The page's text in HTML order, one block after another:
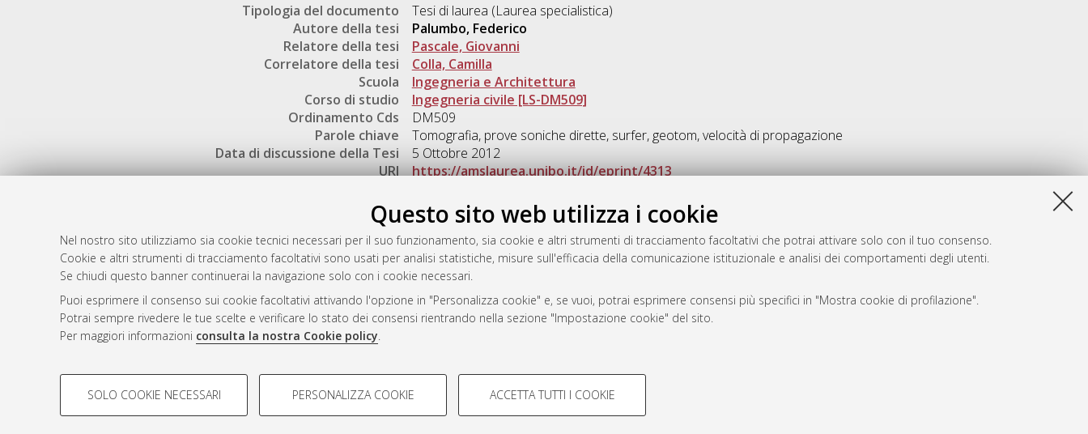
Questo sito web utilizza i cookie
Nel nostro sito utilizziamo sia cookie tecnici necessari per il suo funzionamento, sia cookie e altri strumenti di tracciamento facoltativi che potrai attivare solo con il tuo consenso.
Cookie e altri strumenti di tracciamento facoltativi sono usati per analisi statistiche, misure sull'efficacia della comunicazione istituzionale e analisi dei comportamenti degli utenti.
Se chiudi questo banner continuerai la navigazione solo con i cookie necessari.
Puoi esprimere il consenso sui cookie facoltativi attivando l'opzione in "Personalizza cookie" e, se vuoi, potrai esprimere consensi più specifici in "Mostra cookie di profilazione".
Potrai sempre rivedere le tue scelte e verificare lo stato dei consensi rientrando nella sezione "Impostazione cookie" del sito.
Per maggiori informazioni consulta la nostra Cookie policy.
COOKIE DI PROFILAZIONE - FACOLTATIVI COOKIE TECNICI - NECESSARI
SOLO COOKIE NECESSARI PERSONALIZZA COOKIE ACCETTA TUTTI I COOKIE
Tipologia del documento
Tesi di laurea (Laurea specialistica)
Autore della tesi
Palumbo, Federico
Relatore della tesi
Pascale, Giovanni
Correlatore della tesi
Colla, Camilla
Scuola
Ingegneria e Architettura
Corso di studio
Ingegneria civile [LS-DM509]
Ordinamento Cds
DM509
Parole chiave
Tomografia, prove soniche dirette, surfer, geotom, velocità di propagazione
Data di discussione della Tesi
5 Ottobre 2012
URI
https://amslaurea.unibo.it/id/eprint/4313
Gestione del documento:
Atom
Rss 1.0
Rss 2.0
AMS Laurea
Servizio implementato e gestito da
Impostazioni Cookie
Informativa sulla privacy
Condizioni d’uso del sito